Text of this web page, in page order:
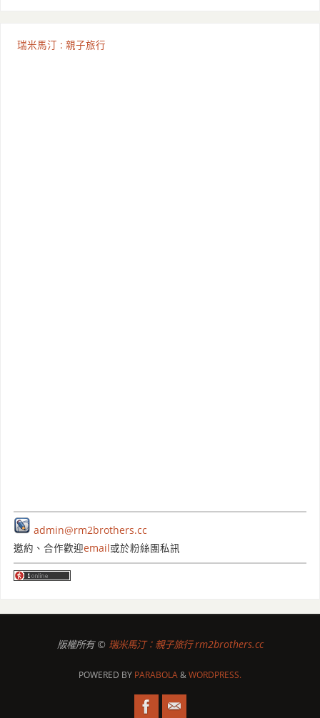
瑞米馬汀 : 親子旅行
admin@rm2brothers.cc
邀約、合作歡迎email或於粉絲團私訊
版權所有 © 瑞米馬汀：親子旅行 rm2brothers.cc
POWERED BY PARABOLA&WORDPRESS.